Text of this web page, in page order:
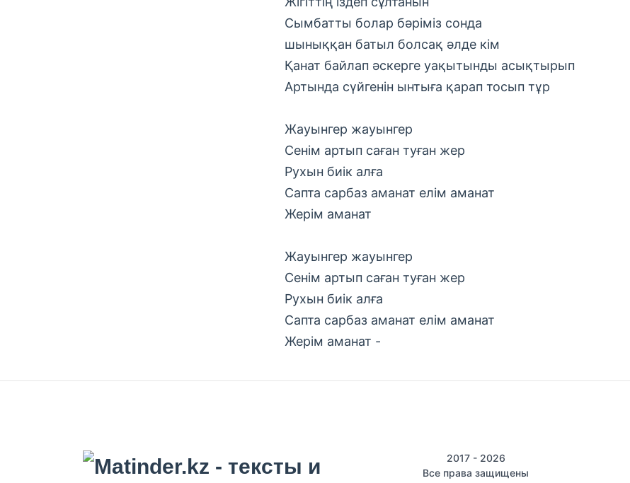
Сымбатты болар бәріміз сонда
шыныққан батыл болсақ әлде кім
Қанат байлап әскерге уақытынды асықтырып
Артында сүйгенін ынтыға қарап тосып тұр
Жауынгер жауынгер
Сенім артып саған туған жер
Рухын биік алға
Сапта сарбаз аманат елім аманат
Жерім аманат
Жауынгер жауынгер
Сенім артып саған туған жер
Рухын биік алға
Сапта сарбаз аманат елім аманат
Жерім аманат -
2017 - 2026
Все права защищены